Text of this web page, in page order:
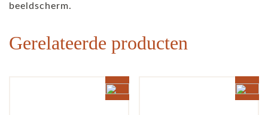
beeldscherm.
Gerelateerde producten